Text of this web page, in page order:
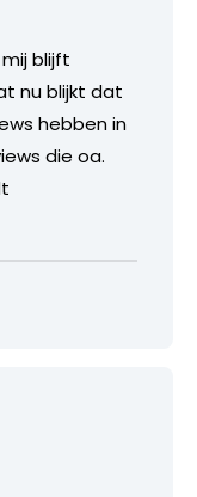
blijft
nu blijkt dat
hebben in
die oa.